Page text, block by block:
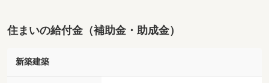
住まいの給付金（補助金・助成金）
新築建築